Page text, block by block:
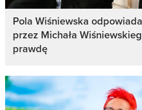
Pola Wiśniewska
przez Michała
prawdę